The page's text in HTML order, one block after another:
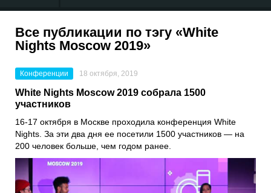
Все публикации по тэгу «White
Nights Moscow 2019»
Конференции 18 октября, 2019
White Nights Moscow 2019 собрала 1500
участников
16-17 октября в Москве проходила конференция White
Nights . За эти два дня ее посетили 1500 участников — на
200 человек больше, чем годом ранее.